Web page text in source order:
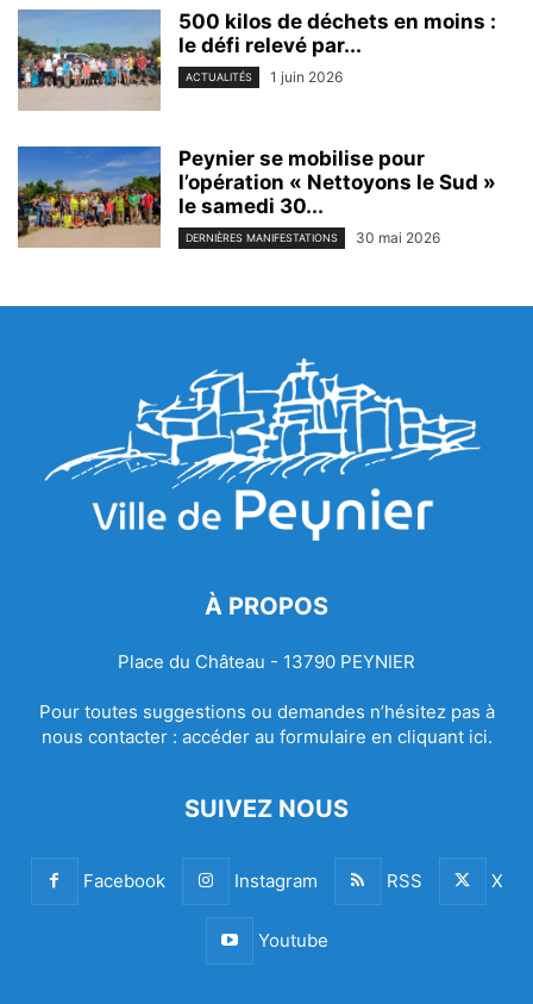
500 kilos de déchets en moins :
le défi relevé par...
ACTUALITÉS 1 juin 2026
Peynier se mobilise pour
l’opération « Nettoyons le Sud »
le samedi 30...
DERNIÈRES MANIFESTATIONS 30 mai 2026
À PROPOS
Place du Château - 13790 PEYNIER
Pour toutes suggestions ou demandes n’hésitez pas à
nous contacter : accéder au formulaire en cliquant ici.
SUIVEZ NOUS
Facebook Instagram RSS X
Youtube